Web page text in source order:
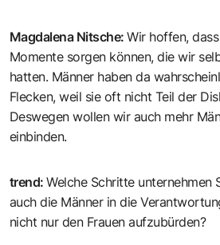
Magdalena Nitsche:Wir hoffen,
Momente sorgen können, die wir
hatten. Männer haben da
Flecken, weil sie oft nicht Teil der
Deswegen wollen wir auch mehr
einbinden.
trend:Welche Schritte unternehmen
auch die Männer in die
nicht nur den Frauen aufzubürden?